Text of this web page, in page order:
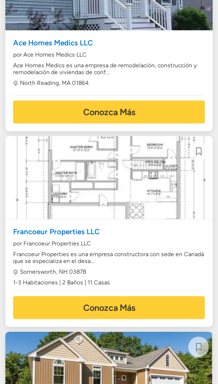
Ace Homes Medics LLC
por Ace Homes Medics LLC
Ace Homes Medics es una empresa de remodelación, construcción y
remodelación de viviendas de conf...
North Reading, MA 01864
Conozca Más
Francoeur Properties LLC
por Francoeur Properties LLC
Francoeur Properties es una empresa constructora con sede en Canadá
que se especializa en el desa...
Somersworth, NH 03878
1-3 Habitaciones | 2 Baños | 11 Casas
Conozca Más